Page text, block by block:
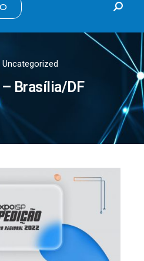
Uncategorized
– Brasília/DF